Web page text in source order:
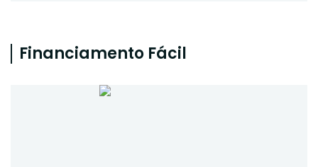
Financiamento Fácil